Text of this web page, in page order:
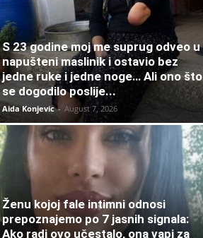
S 23 godine moj me suprug odveo u
napušteni maslinik i ostavio bez
jedne ruke i jedne noge… Ali ono što
se dogodilo poslije...
Aida Konjevic - August 7, 2026
Ženu kojoj fale intimni odnosi
prepoznajemo po 7 jasnih signala:
Ako radi ovo učestalo, ona vapi za